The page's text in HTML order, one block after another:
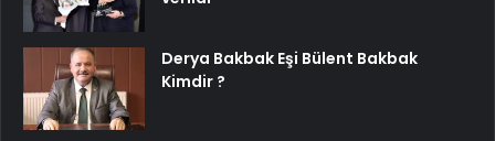
Derya Bakbak Eşi Bülent Bakbak
Kimdir ?